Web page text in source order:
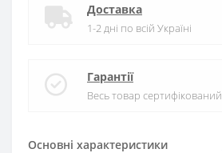
Основні характеристики
Доставка
1-2 дні по всій Україні
Гарантії
Весь товар сертифікований